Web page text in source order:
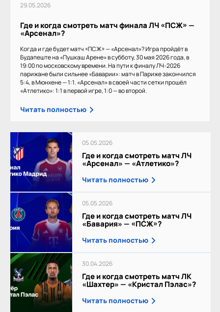
29.05.2026
Где и когда смотреть матч финала ЛЧ «ПСЖ» —
«Арсенал»?
Когда и где будет матч «ПСЖ» — «Арсенал»? Игра пройдёт в
Будапеште на «Пушкаш Арене» в субботу, 30 мая 2026 года, в
19:00 по московскому времени. На пути к финалу ЛЧ-2026
парижане были сильнее «Баварии»: матч в Париже закончился
5:4, в Мюнхене — 1:1. «Арсенал» в своей части сетки прошёл
«Атлетико»: 1:1 в первой игре, 1:0 — во второй.
Читать полностью
05.05.2026
Где и когда смотреть матч ЛЧ
«Арсенал» — «Атлетико»?
Читать полностью
05.05.2026
Где и когда смотреть матч ЛЧ
«Бавария» — «ПСЖ»?
Читать полностью
30.04.2026
Где и когда смотреть матч ЛК
«Шахтер» — «Кристал Пэлас»?
Читать полностью